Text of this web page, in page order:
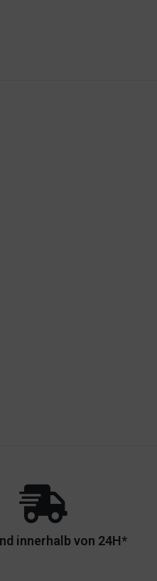
innerhalb von 24H*